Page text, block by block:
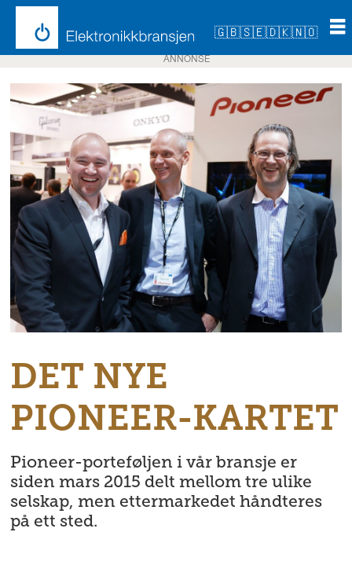
🇬🇧🇸🇪🇩🇰🇳🇴
ANNONSE
DET NYE
PIONEER-KARTET
Pioneer-porteføljen i vår bransje er
siden mars 2015 delt mellom tre ulike
selskap, men ettermarkedet håndteres
på ett sted.